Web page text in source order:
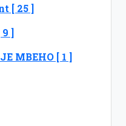
[ 25 ]
9 ]
MBEHO [ 1 ]